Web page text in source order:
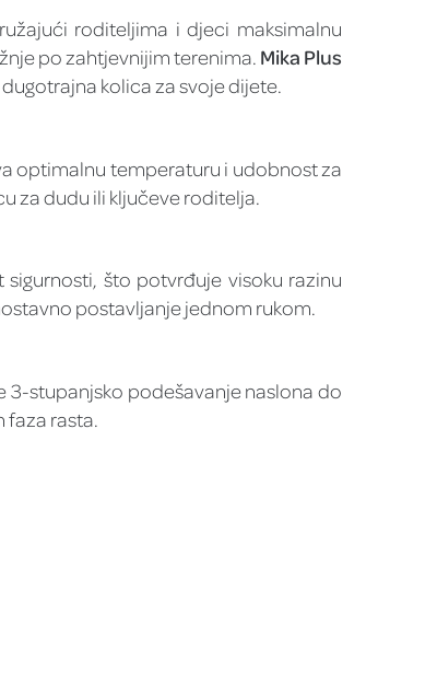
roditeljima i djeci maksimalnu
po zahtjevnijim terenima. Mika Plus
kolica za svoje dijete.
optimalnu temperaturu i udobnost za
za dudu ili ključeve roditelja.
što potvrđuje visoku razinu
postavljanje jednom rukom.
stupanjsko podešavanje naslona do
rasta.